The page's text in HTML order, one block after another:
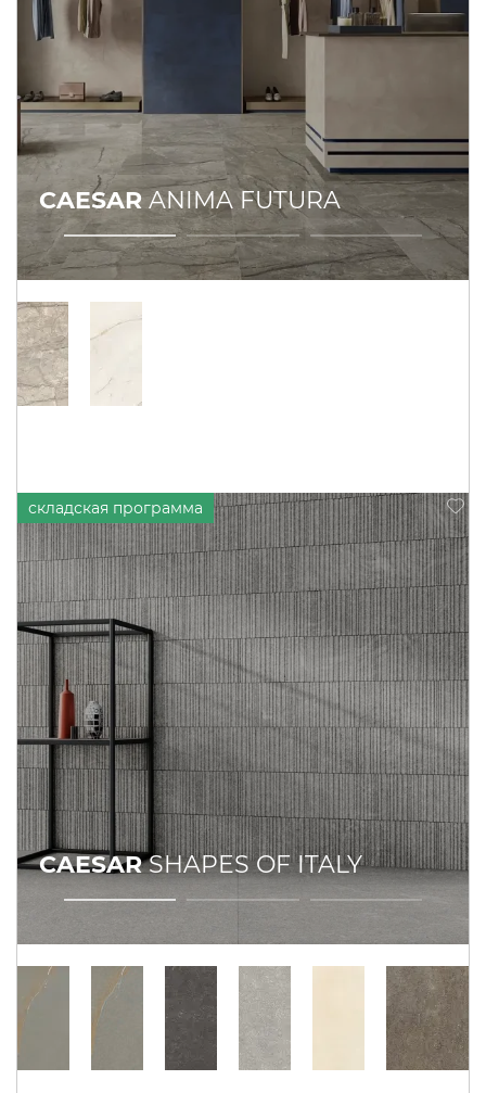
CAESARANIMA FUTURA
CAESARSHAPES OF ITALY